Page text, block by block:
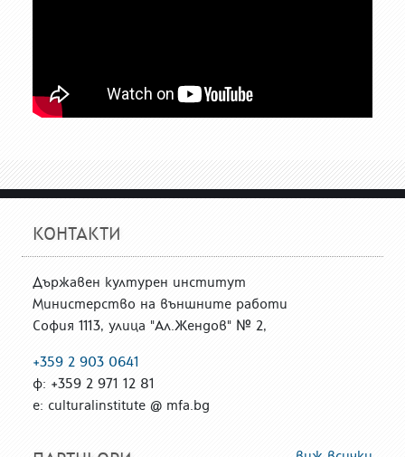
КОНТАКТИ
Държавен културен институт
Министерство на външните работи
София 1113, улица "Ал.Жендов" № 2,
+359 2 903 0641
ф: +359 2 971 12 81
е: culturalinstitute @ mfa.bg